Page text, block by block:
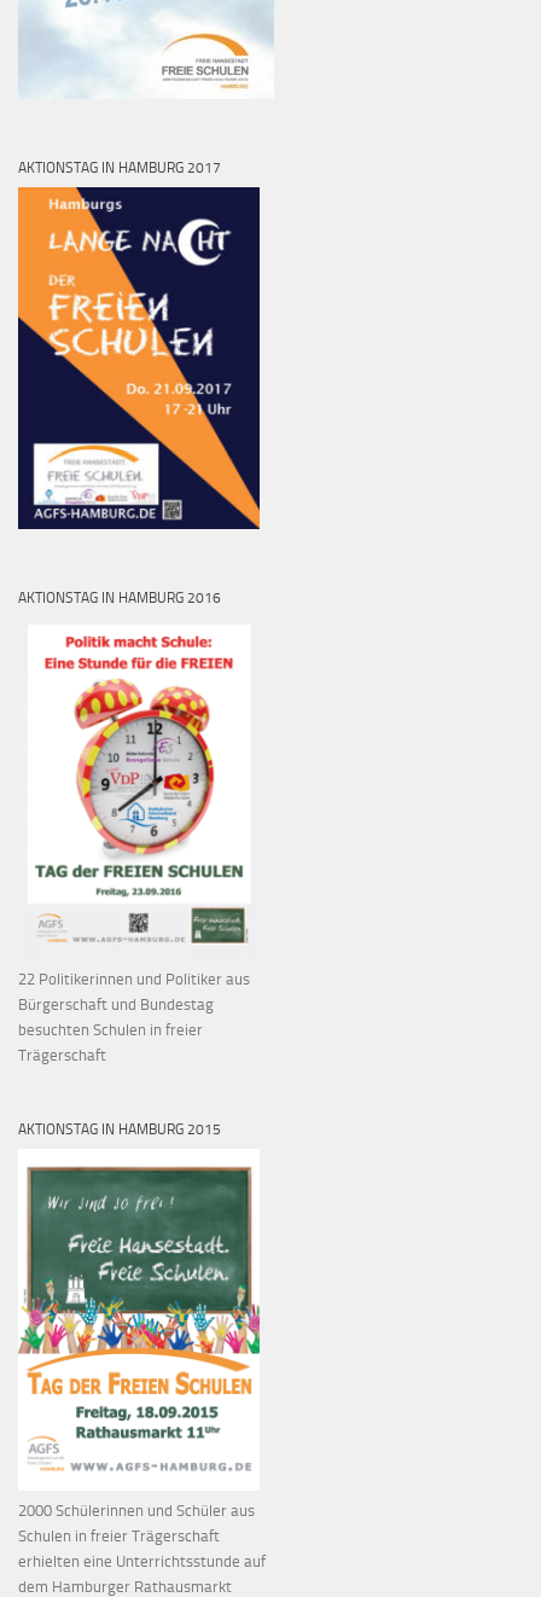
AKTIONSTAG IN HAMBURG 2017
AKTIONSTAG IN HAMBURG 2016
22 Politikerinnen und Politiker aus
Bürgerschaft und Bundestag
besuchten Schulen in freier
Trägerschaft
AKTIONSTAG IN HAMBURG 2015
2000 Schülerinnen und Schüler aus
Schulen in freier Trägerschaft
erhielten eine Unterrichtsstunde auf
dem Hamburger Rathausmarkt